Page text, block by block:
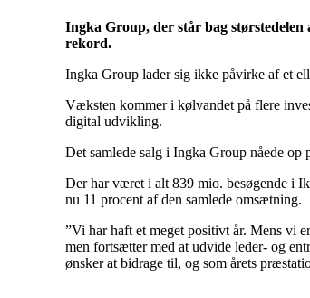
Ingka Group, der står bag størstedelen
rekord.
Ingka Group lader sig ikke påvirke af et
Væksten kommer i kølvandet på flere
digital udvikling.
Det samlede salg i Ingka Group nåede
Der har været i alt 839 mio. besøgende i
nu 11 procent af den samlede omsætning.
”Vi har haft et meget positivt år. Mens vi
men fortsætter med at udvide leder- og
ønsker at bidrage til, og som årets